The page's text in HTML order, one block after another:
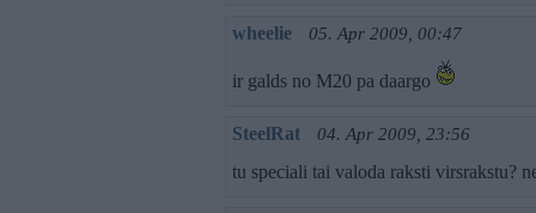
wheelie 05. Apr 2009, 00:47
ir galds no M20 pa daargo
SteelRat 04. Apr 2009, 23:56
tu speciali tai valoda raksti virsrakstu?